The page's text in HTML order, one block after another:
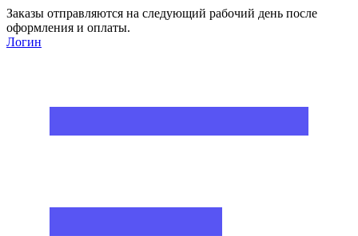
Заказы отправляются на следующий рабочий день после
оформления и оплаты.
Логин